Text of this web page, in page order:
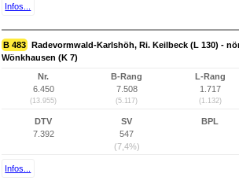
Infos...
B 483 Radevormwald-Karlshöh, Ri. Keilbeck (L 130) -
Wönkhausen (K 7)
Nr.
6.450
(13.955)
B-Rang
7.508
(5.117)
L-Rang
1.717
(1.132)
DTV
7.392
SV
547
(7,4%)
BPL
Infos...